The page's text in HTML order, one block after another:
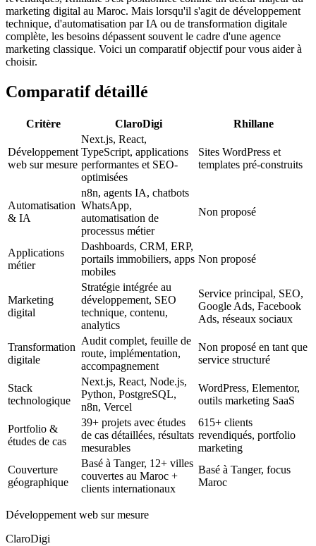
marketing digital au Maroc. Mais lorsqu'il s'agit de développement
technique, d'automatisation par IA ou de transformation digitale
complète, les besoins dépassent souvent le cadre d'une agence
marketing classique. Voici un comparatif objectif pour vous aider à
choisir.
Comparatif détaillé
Critère ClaroDigi Rhillane
Développement
web sur mesure
Next.js, React,
TypeScript, applications
performantes et SEO-
optimisées
Sites WordPress et
templates pré-construits
Automatisation
& IA
n8n, agents IA, chatbots
WhatsApp,
automatisation de
processus métier
Non proposé
Applications
métier
Dashboards, CRM, ERP,
portails immobiliers, apps
mobiles
Non proposé
Marketing
digital
Stratégie intégrée au
développement, SEO
technique, contenu,
analytics
Service principal, SEO,
Google Ads, Facebook
Ads, réseaux sociaux
Transformation
digitale
Audit complet, feuille de
route, implémentation,
accompagnement
Non proposé en tant que
service structuré
Stack
technologique
Next.js, React, Node.js,
Python, PostgreSQL,
n8n, Vercel
WordPress, Elementor,
outils marketing SaaS
Portfolio &
études de cas
39+ projets avec études
de cas détaillées, résultats
mesurables
615+ clients
revendiqués, portfolio
marketing
Couverture
géographique
Basé à Tanger, 12+ villes
couvertes au Maroc +
clients internationaux
Basé à Tanger, focus
Maroc
Développement web sur mesure
ClaroDigi